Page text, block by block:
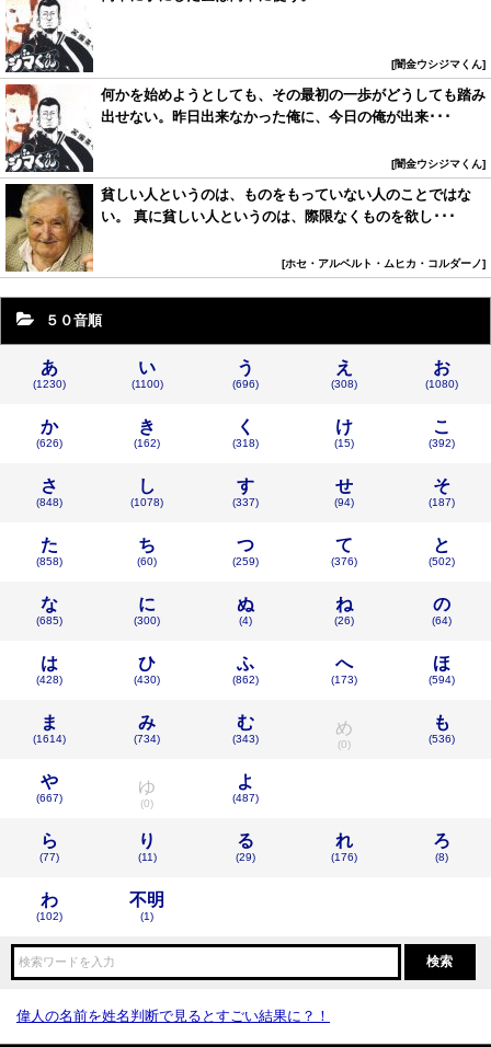
闇金ウシジマくん
何かを始めようとしても、その最初の一歩がどうしても踏み
出せない。昨日出来なかった俺に、今日の俺が出来･･･
闇金ウシジマくん
貧しい人というのは、ものをもっていない人のことではな
い。 真に貧しい人というのは、際限なくものを欲し･･･
ホセ・アルベルト・ムヒカ・コルダーノ
５０音順
あ
(1230)
い
(1100)
う
(696)
え
(308)
お
(1080)
か
(626)
き
(162)
く
(318)
け
(15)
こ
(392)
さ
(848)
し
(1078)
す
(337)
せ
(94)
そ
(187)
た
(858)
ち
(60)
つ
(259)
て
(376)
と
(502)
な
(685)
に
(300)
ぬ
(4)
ね
(26)
の
(64)
は
(428)
ひ
(430)
ふ
(862)
へ
(173)
ほ
(594)
ま
(1614)
み
(734)
む
(343)
め
(0)
も
(536)
や
(667)
ゆ
(0)
よ
(487)
ら
(77)
り
(11)
る
(29)
れ
(176)
ろ
(8)
わ
(102)
不明
(1)
偉人の名前を姓名判断で見るとすごい結果に？！